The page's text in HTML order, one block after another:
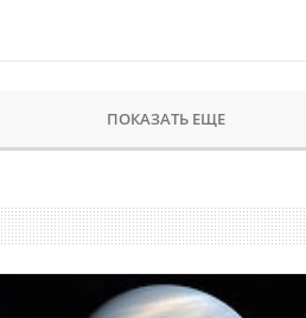
ПОКАЗАТЬ ЕЩЕ